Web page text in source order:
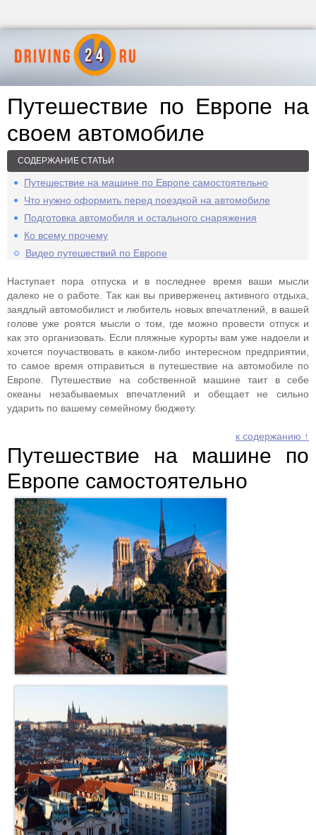
Путешествие по Европе на
своем автомобиле
СОДЕРЖАНИЕ СТАТЬИ
Путешествие на машине по Европе самостоятельно
Что нужно оформить перед поездкой на автомобиле
Подготовка автомобиля и остального снаряжения
Ко всему прочему
Видео путешествий по Европе
Наступает пора отпуска и в последнее время ваши мысли
далеко не о работе. Так как вы приверженец активного отдыха,
заядлый автомобилист и любитель новых впечатлений, в вашей
голове уже роятся мысли о том, где можно провести отпуск и
как это организовать. Если пляжные курорты вам уже надоели и
хочется поучаствовать в каком-либо интересном предприятии,
то самое время отправиться в путешествие на автомобиле по
Европе. Путешествие на собственной машине таит в себе
океаны незабываемых впечатлений и обещает не сильно
ударить по вашему семейному бюджету.
к содержанию ↑
Путешествие на машине по
Европе самостоятельно